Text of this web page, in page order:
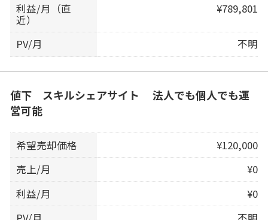
利益/月（直
近）
¥789,801
PV/月 不明
値下 スキルシェアサイト 法人でも個人でも運
営可能
希望売却価格
¥120,000
売上/月
¥0
利益/月
¥0